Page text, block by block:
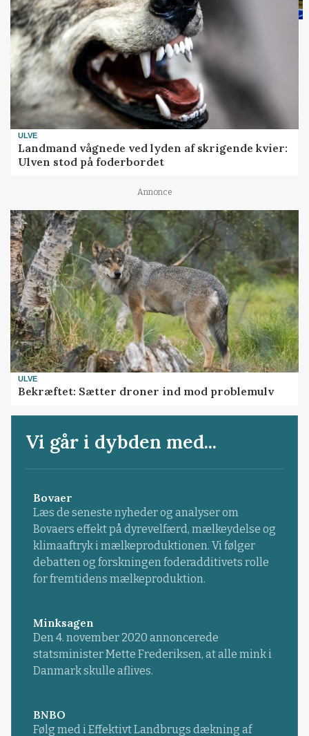
ULVE
Landmand vågnede ved lyden af skrigende kvier:
Ulven stod på foderbordet
Annonce
ULVE
Bekræftet: Sætter droner ind mod problemulv
Vi går i dybden med...
Bovaer
Læs de seneste nyheder og analyser om
Bovaers effekt på dyrevelfærd, mælkeydelse og
klimaaftryk i mælkeproduktionen. Vi følger
debatten og forskningen foderadditivets rolle
for fremtidens mælkeproduktion.
Minksagen
Den 4. november 2020 annoncerede
statsminister Mette Frederiksen, at alle mink i
Danmark skulle aflives.
BNBO
Følg med i Effektivt Landbrugs dækning af